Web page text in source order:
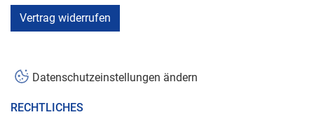
Vertrag widerrufen
Datenschutzeinstellungen ändern
RECHTLICHES